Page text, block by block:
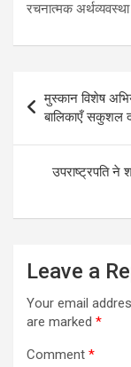
रचनात्मक
navigation
मुस्कान विशेष
बालिकाएँ सकुशल
उपराष्ट्रपति ने
Leave a
Your email
are marked *
Comment *